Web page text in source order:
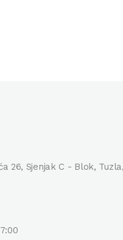
26, Sjenjak C - Blok,